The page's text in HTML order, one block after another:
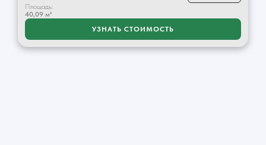
Площадь:
40,09 м²
УЗНАТЬ СТОИМОСТЬ